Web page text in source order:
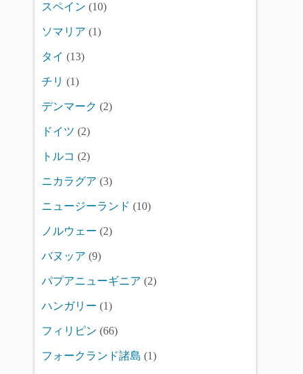
スペイン (10)
ソマリア (1)
タイ (13)
チリ (1)
デンマーク (2)
ドイツ (2)
トルコ (2)
ニカラグア (3)
ニュージーランド (10)
ノルウェー (2)
バヌッア (9)
パプアニューギニア (2)
ハンガリー (1)
フィリピン (66)
フォークランド諸島 (1)